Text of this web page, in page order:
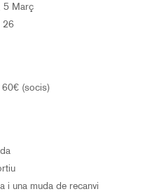
5 Març
26
(socis)
i una muda de recanvi